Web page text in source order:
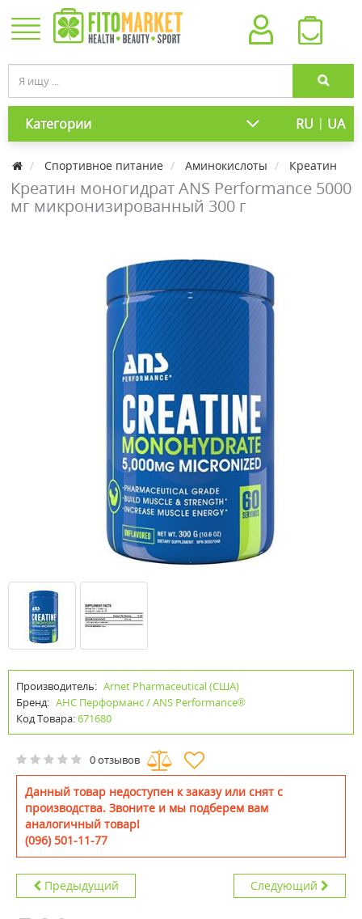
Категории RU | UA
Спортивное питание Аминокислоты Креатин
Креатин моногидрат ANS Performance 5000
мг микронизированный 300 г
Производитель: Arnet Pharmaceutical (США)
Бренд: АНС Перформанс / ANS Performance®
Код Товара:671680
0 отзывов
Данный товар недоступен к заказу или снят с
производства. Звоните и мы подберем вам
аналогичный товар!
(096) 501-11-77
Предыдущий Следующий